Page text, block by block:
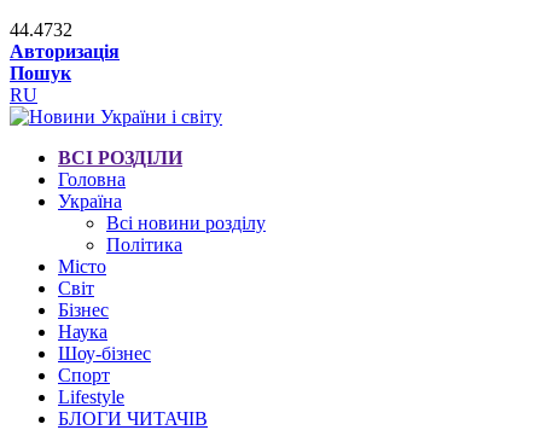
44.4732
Авторизація
Пошук
RU
ВСІ РОЗДІЛИ
Головна
Україна
Всі новини розділу
Політика
Місто
Світ
Бізнес
Наука
Шоу-бізнес
Спорт
Lifestyle
БЛОГИ ЧИТАЧІВ